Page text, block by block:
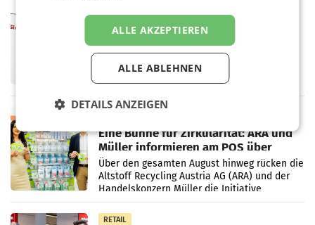
ProSiebenSat.1 spart und macht
überraschend viel Gewinn
UNTERFÖHRING/MAILAND/AMSTERDAM. Der
Fernsehkonzern ProSiebenSat.1 hat im
Frühjahr dank Kostensenkungen operativ
Markterwartung deutlich übertroffen.
Eine Bühne für Zirkularität: ARA und
Müller informieren am POS über
Kreislauffähigkeit
Über den gesamten August hinweg rücken die
Altstoff Recycling Austria AG (ARA) und der
Handelskonzern Müller die Initiative
„Kreislauf-Helden“ in allen österreichischen
Müller-Filialen
RETAIL
ALLE AKZEPTIEREN
ALLE ABLEHNEN
DETAILS ANZEIGEN